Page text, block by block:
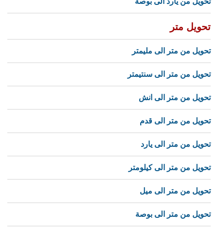
تحويل متر
تحويل من متر الى مليمتر
تحويل من متر الى سنتيمتر
تحويل من متر الى انش
تحويل من متر الى قدم
تحويل من متر الى يارد
تحويل من متر الى كيلومتر
تحويل من متر الى ميل
تحويل من متر الى بوصة